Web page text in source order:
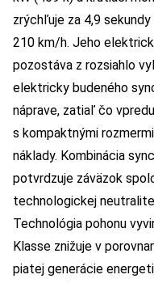
zrýchľuje za 4,9
210 km/h. Jeho
pozostáva z rozsiahlo
elektricky budeného
náprave, zatiaľ čo
s kompaktnými
náklady. Kombinácia
potvrdzuje záväzok
technologickej
Technológia pohonu
Klasse znižuje v
piatej generácie